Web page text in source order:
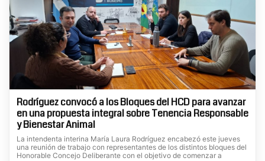
Rodríguez convocó a los Bloques del HCD para avanzar
en una propuesta integral sobre Tenencia Responsable
y Bienestar Animal
La intendenta interina María Laura Rodríguez encabezó este jueves
una reunión de trabajo con representantes de los distintos bloques del
Honorable Concejo Deliberante con el objetivo de comenzar a